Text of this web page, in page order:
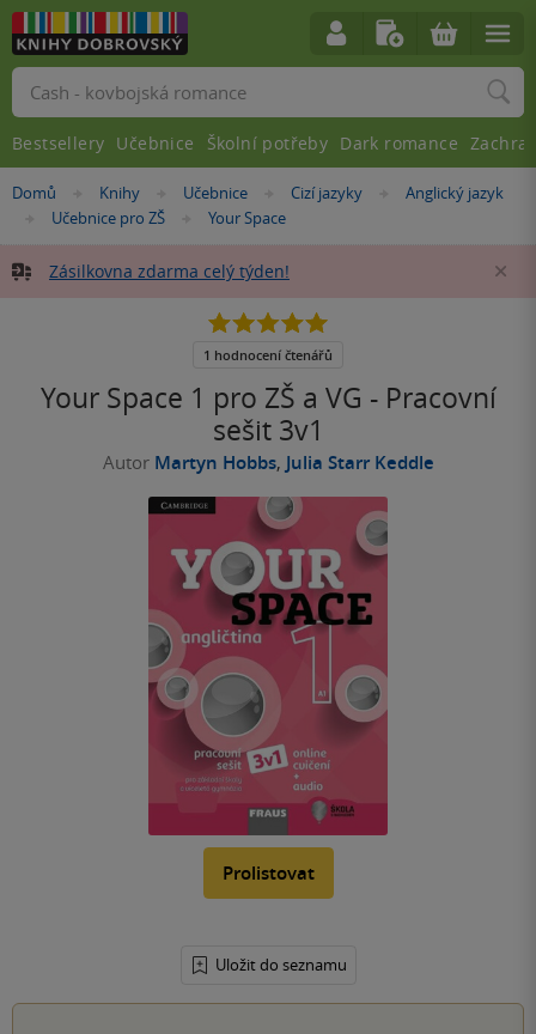
Nacházíte
Domů »Knihy »Učebnice »Cizí jazyky »Anglický jazyk
»
Učebnice pro ZŠ »
Your Space
Zásilkovna zdarma celý týden!
Your Space 1 pro ZŠ a VG - Pracovní
sešit 3v1
Autor Martyn Hobbs, Julia Starr Keddle
Prolistovat
Uložit do seznamu
5.0
5
1 hodnocení čtenářů
Vyhledávání
Bestsellery Učebnice Školní potřeby Dark romance